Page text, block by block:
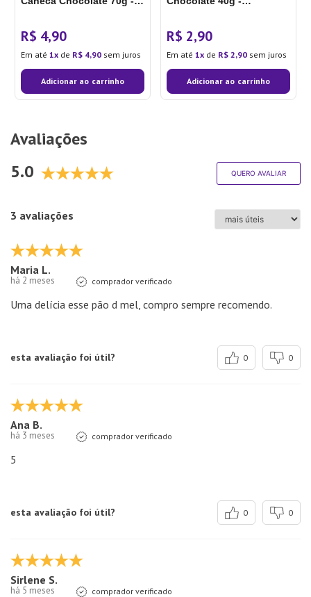
R$ 4,90
Em até 1 de R$ 4,90 sem juros
Adicionar ao carrinho
R$ 2,90
Em até 1 de R$ 2,90 sem juros
Adicionar ao carrinho
Avaliações
5.0
QUERO AVALIAR
3 avaliações
Maria L.
há 2 meses comprador verificado
Uma delícia esse pão d mel, compro sempre recomendo.
esta avaliação foi útil? 0 0
Ana B.
há 3 meses comprador verificado
5
esta avaliação foi útil? 0 0
Sirlene S.
há 5 meses comprador verificado